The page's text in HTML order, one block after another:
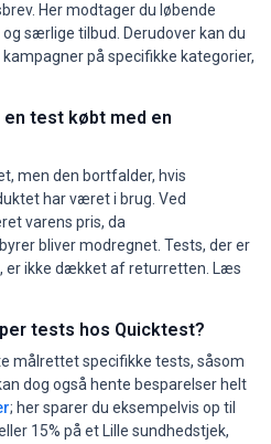
Her modtager du løbende
særlige tilbud. Derudover kan du
på specifikke kategorier,
test købt med en
men den bortfalder, hvis
har været i brug. Ved
varens pris, da
bliver modregnet. Tests, der er
er ikke dækket af returretten. Læs
tests hos Quicktest?
målrettet specifikke tests, såsom
dog også hente besparelser helt
; her sparer du eksempelvis op til
15% på et Lille sundhedstjek,